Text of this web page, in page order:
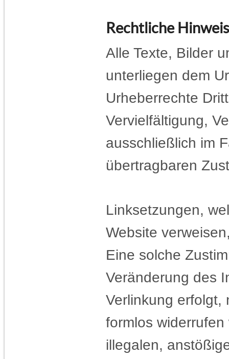
Rechtliche
Alle Texte, Bilder
unterliegen dem
Urheberrechte
Vervielfältigung,
ausschließlich im
übertragbaren
Linksetzungen,
Website
Eine solche
Veränderung des
Verlinkung erfolgt,
formlos
illegalen,